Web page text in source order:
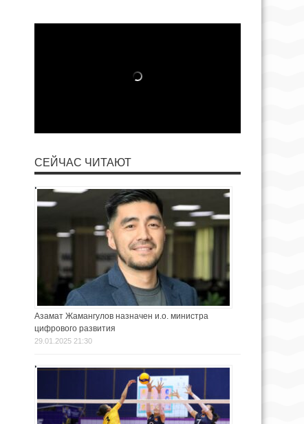
СЕЙЧАС ЧИТАЮТ
Азамат Жамангулов назначен и.о. министра
цифрового развития
29.01.2025 21:30